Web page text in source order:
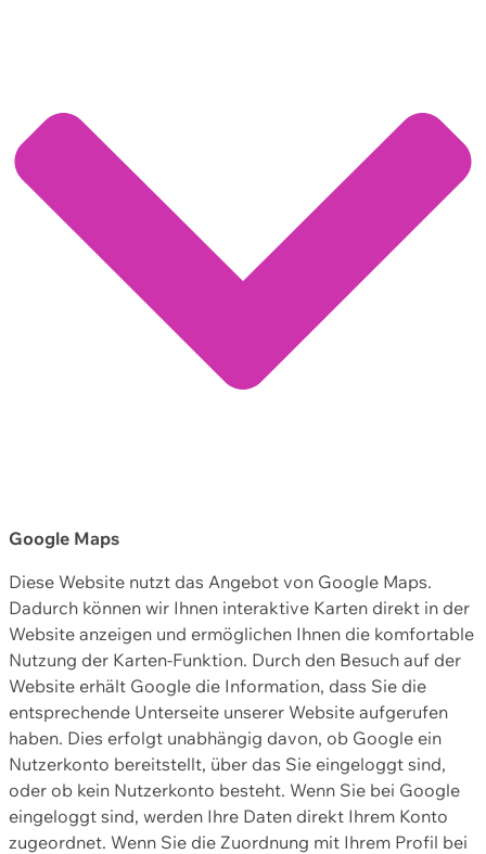
Google Maps
Diese Website nutzt das Angebot von Google Maps.
Dadurch können wir Ihnen interaktive Karten direkt in der
Website anzeigen und ermöglichen Ihnen die komfortable
Nutzung der Karten-Funktion. Durch den Besuch auf der
Website erhält Google die Information, dass Sie die
entsprechende Unterseite unserer Website aufgerufen
haben. Dies erfolgt unabhängig davon, ob Google ein
Nutzerkonto bereitstellt, über das Sie eingeloggt sind,
oder ob kein Nutzerkonto besteht. Wenn Sie bei Google
eingeloggt sind, werden Ihre Daten direkt Ihrem Konto
zugeordnet. Wenn Sie die Zuordnung mit Ihrem Profil bei